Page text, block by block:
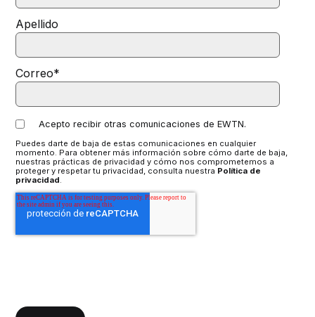
Apellido
Correo*
Acepto recibir otras comunicaciones de EWTN.
Puedes darte de baja de estas comunicaciones en cualquier
momento. Para obtener más información sobre cómo darte de baja,
nuestras prácticas de privacidad y cómo nos comprometemos a
proteger y respetar tu privacidad, consulta nuestra Política de
privacidad